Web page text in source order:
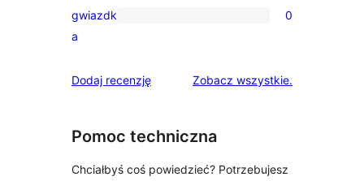
gwiazdkowych
0
recenzji
gwiazdkowych
gwiazdk
a
0
Dodaj recenzję Zobacz wszystkierecenzje
.
Pomoc techniczna
Chciałbyś coś powiedzieć? Potrzebujesz